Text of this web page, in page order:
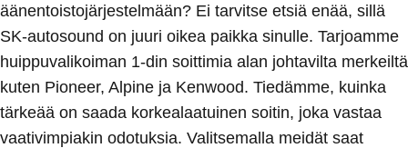
äänentoistojärjestelmään? Ei tarvitse etsiä enää, sillä
SK-autosound on juuri oikea paikka sinulle. Tarjoamme
huippuvalikoiman 1-din soittimia alan johtavilta merkeiltä
kuten Pioneer, Alpine ja Kenwood. Tiedämme, kuinka
tärkeää on saada korkealaatuinen soitin, joka vastaa
vaativimpiakin odotuksia. Valitsemalla meidät saat